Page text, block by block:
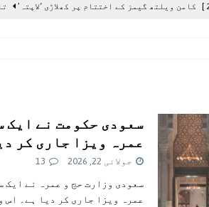
کامن ویلتھ گیمز کے اختتام پر کھلاڑی ‘لاپتہ’
سعودی حکومت نے ایک
عمرہ ویزا جاری کر
جولائی 22, 2026 13
سعودی وزارت حج و عمرہ نے ایک
عمرہ ویزا جاری کر دیا ہے۔